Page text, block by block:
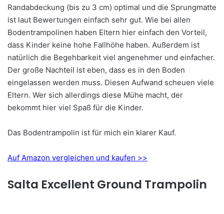
Randabdeckung (bis zu 3 cm) optimal und die Sprungmatte
ist laut Bewertungen einfach sehr gut. Wie bei allen
Bodentrampolinen haben Eltern hier einfach den Vorteil,
dass Kinder keine hohe Fallhöhe haben. Außerdem ist
natürlich die Begehbarkeit viel angenehmer und einfacher.
Der große Nachteil ist eben, dass es in den Boden
eingelassen werden muss. Diesen Aufwand scheuen viele
Eltern. Wer sich allerdings diese Mühe macht, der
bekommt hier viel Spaß für die Kinder.
Das Bodentrampolin ist für mich ein klarer Kauf.
Auf Amazon vergleichen und kaufen >>
Salta Excellent Ground Trampolin